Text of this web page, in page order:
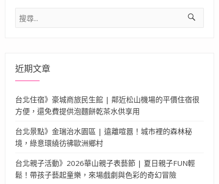
搜
尋
近期文章
台北住宿》豪城商旅民生館 | 鄰近松山機場的平價住宿很
方便，還免費提供泡麵餅乾茶水供享用
台北景點》金瑞治水園區 | 遠離喧囂！城市裡的森林秘
境，綠意環繞彷彿歐洲鄉村
台北親子活動》2026華山親子表藝節 | 夏日親子FUN輕
鬆！帶孩子藝起童樂，來場戲劇與色彩的奇幻冒險